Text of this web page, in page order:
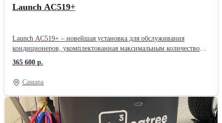
Launch AC519+
Launch AC519+ – новейшая установка для обслуживания
кондиционеров, укомплектованная максимальным количеством
функций и возможностей. Полностью автоматическая, подходит
для бензиновых, дизельных, электрических и гибридных
транспортных средств. Объединяет функции безразборной
промывки и диагностики, регенерации хладагента, заправки и
вакуумирования. Точный контроль всех жидкостей по весу,
объёмный внутренний бак 22 кг, сенсорное управление на
современном промышленном экране. Подходит для бензиновых,
365 600 р.
Самара